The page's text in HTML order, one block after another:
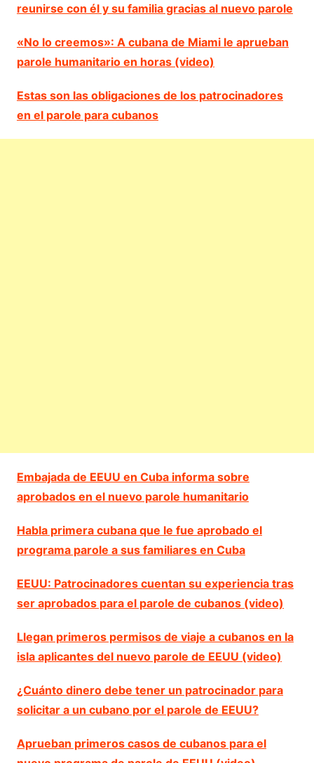
reunirse con él y su familia gracias al nuevo parole
«No lo creemos»: A cubana de Miami le aprueban
parole humanitario en horas (video)
Estas son las obligaciones de los patrocinadores
en el parole para cubanos
Embajada de EEUU en Cuba informa sobre
aprobados en el nuevo parole humanitario
Habla primera cubana que le fue aprobado el
programa parole a sus familiares en Cuba
EEUU: Patrocinadores cuentan su experiencia tras
ser aprobados para el parole de cubanos (video)
Llegan primeros permisos de viaje a cubanos en la
isla aplicantes del nuevo parole de EEUU (video)
¿Cuánto dinero debe tener un patrocinador para
solicitar a un cubano por el parole de EEUU?
Aprueban primeros casos de cubanos para el